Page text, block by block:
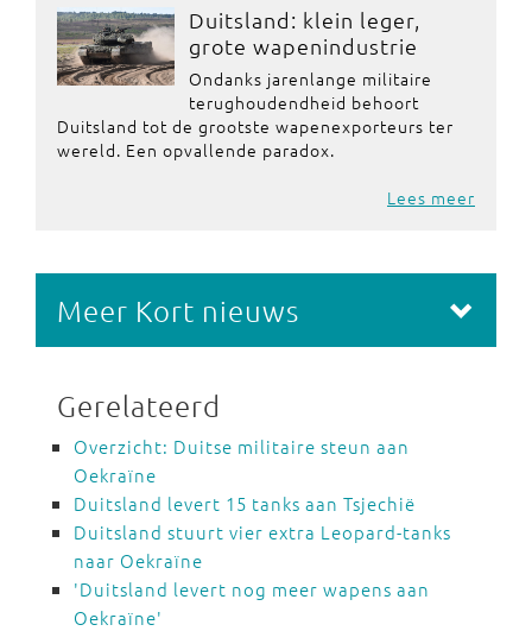
Duitsland: klein leger,
grote wapenindustrie
Ondanks jarenlange militaire
terughoudendheid behoort
Duitsland tot de grootste wapenexporteurs ter
wereld. Een opvallende paradox.
Lees meer
Meer Kort nieuws
Gerelateerd
Overzicht: Duitse militaire steun aan
Oekraïne
Duitsland levert 15 tanks aan Tsjechië
Duitsland stuurt vier extra Leopard-tanks
naar Oekraïne
'Duitsland levert nog meer wapens aan
Oekraïne'